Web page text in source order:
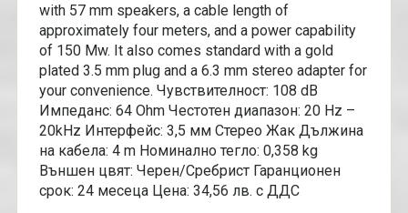
with 57 mm speakers, a cable length of
approximately four meters, and a power capability
of 150 Mw. It also comes standard with a gold
plated 3.5 mm plug and a 6.3 mm stereo adapter for
your convenience. Чувствителност: 108 dB
Импеданс: 64 Ohm Честотен диапазон: 20 Hz –
20kHz Интерфейс: 3,5 мм Стерео Жак Дължина
на кабела: 4 m Номинално тегло: 0,358 kg
Външен цвят: Черен/Сребрист Гаранционен
срок: 24 месеца Цена: 34,56 лв. с ДДС